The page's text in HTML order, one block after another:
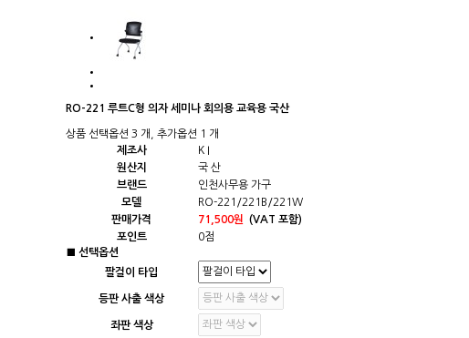
RO-221 루트C형 의자 세미나 회의용 교육용 국산
상품 선택옵션 3 개, 추가옵션 1 개
제조사
K I
원산지
국 산
브랜드
인천사무용 가구
모델
RO-221/221B/221W
판매가격
71,500원
(VAT 포함)
포인트
0점
■ 선택옵션
팔걸이 타입
등판 사출 색상
좌판 색상